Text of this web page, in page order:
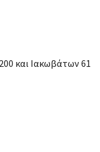
και Ιακωβάτων 61